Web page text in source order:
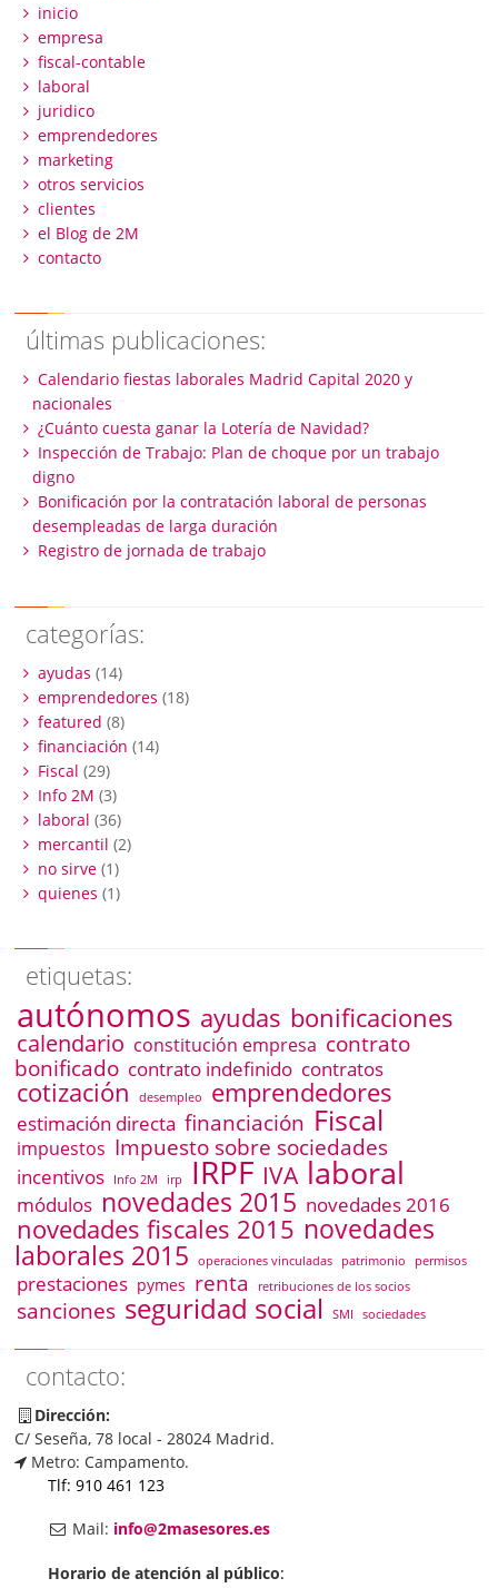
inicio
empresa
fiscal-contable
laboral
juridico
emprendedores
marketing
otros servicios
clientes
el Blog de 2M
contacto
últimas publicaciones:
Calendario fiestas laborales Madrid Capital 2020 y
nacionales
¿Cuánto cuesta ganar la Lotería de Navidad?
Inspección de Trabajo: Plan de choque por un trabajo
digno
Bonificación por la contratación laboral de personas
desempleadas de larga duración
Registro de jornada de trabajo
categorías:
ayudas (14)
emprendedores (18)
featured (8)
financiación (14)
Fiscal (29)
Info 2M (3)
laboral (36)
mercantil (2)
no sirve(1)
quienes (1)
etiquetas:
autónomos ayudas bonificaciones
calendario constitución empresa contrato
bonificado contrato indefinido contratos
cotización desempleo emprendedores
estimación directa financiación Fiscal
impuestos Impuesto sobre sociedades
incentivos Info 2M irp IRPF IVA laboral
módulos novedades 2015 novedades 2016
novedades fiscales 2015 novedades
laborales 2015 operaciones vinculadas patrimonio permisos
prestaciones pymes renta retribuciones de los socios
sanciones seguridad social SMI sociedades
contacto:
Dirección:
C/ Seseña, 78 local - 28024 Madrid.
Metro: Campamento.
Tlf: 910 461 123
Mail: info@2masesores.es
Horario de atención al público: